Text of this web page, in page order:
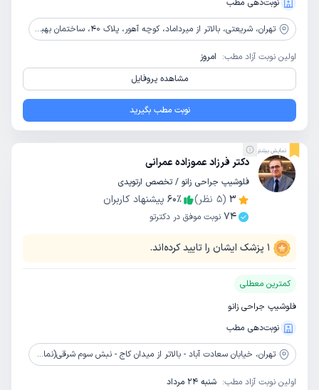
نوبت‌دهی مطب
تهران، شریعتی، بالاتر از میرداماد، کوچه آهور، پلاک 40، ساختمان بهبودی، طبقه 4، واحد 11
اولین نوبت آزاد مطب: امروز
مشاهده پروفایل
نوبت مطب بگیرید
نمایش بیشتر
دکتر فرزاد عموزاده عمرانی
فلوشیپ جراحی زانو / تخصص ارتوپدی
3
(
5 نظر) 60٪
پیشنهاد کاربران
74 نوبت موفق در دکترتو
1 پزشک ایشان را تایید کرده‌اند.
کمترین معطلی
فلوشیپ جراحی زانو
نوبت‌دهی مطب
تهران، خیابان سعادت آباد - بالاتر از میدان کاج - نبش سوم شرقی(نمازی زاده) - ساختمان کاج - پلاک 156 - طبقه 5
اولین نوبت آزاد مطب: شنبه 24 مرداد